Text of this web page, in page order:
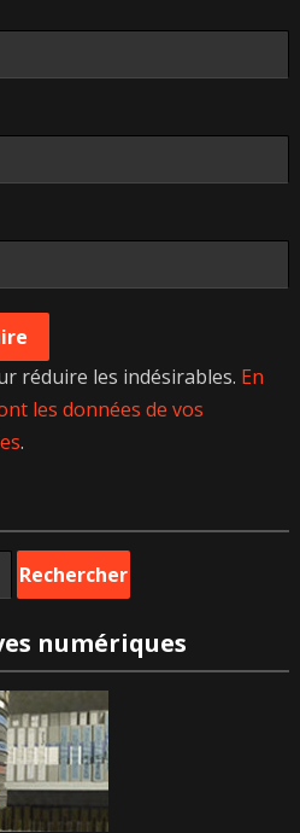
réduire les indésirables. En
les données de vos
.
numériques